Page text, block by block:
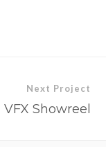
Next Project
VFX Showreel